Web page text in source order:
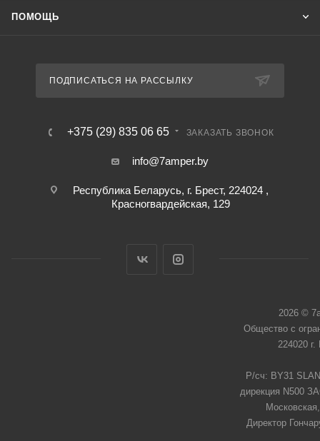
ПОМОЩЬ
ПОДПИСАТЬСЯ НА РАССЫЛКУ
+375 (29) 835 06 65 ЗАКАЗАТЬ ЗВОНОК
info@7amper.by
Республика Беларусь, г. Брест, 224024 ,
Красногвардейская, 129
2026 ©
Общество с
224020
Р/сч: BY31
дирекция N500
Директор